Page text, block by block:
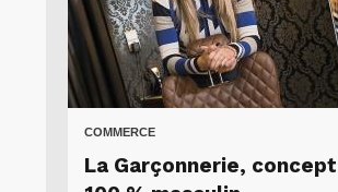
COMMERCE
La Garçonnerie, concept